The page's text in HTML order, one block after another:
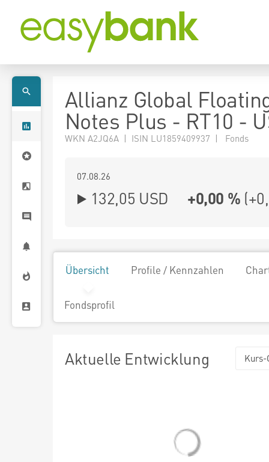
Allianz Global
Notes Plus - RT10 -
WKN A2JQ6A | ISIN LU1859409937 | Fonds
07.08.26
132,05 USD +0,00 % (
Übersicht Profile / Kennzahlen
Fondsprofil
Aktuelle Entwicklung Kurs-